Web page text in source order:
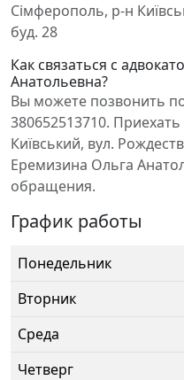
Сімферополь, р-н
буд. 28
Как связаться с
Анатольевна?
Вы можете позвонить
380652513710.
Київський, вул.
Еремизина Ольга
обращения.
График работы
Понедельник
Вторник
Среда
Четверг